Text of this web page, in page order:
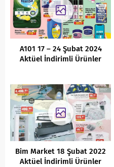
A101 17 – 24 Şubat 2024
Aktüel İndirimli Ürünler
Bim Market 18 Şubat 2022
Aktüel İndirimli Ürünler